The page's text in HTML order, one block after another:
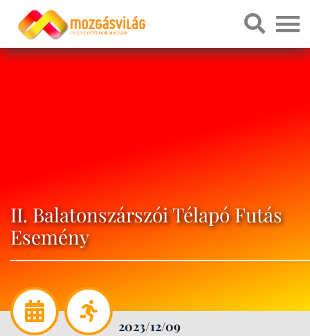
II. Balatonszárszói Télapó Futás
Esemény
2023/12/09